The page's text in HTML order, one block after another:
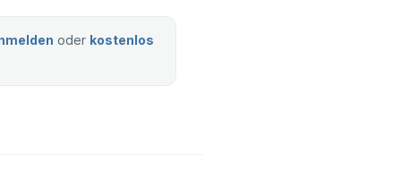
oder kostenlos